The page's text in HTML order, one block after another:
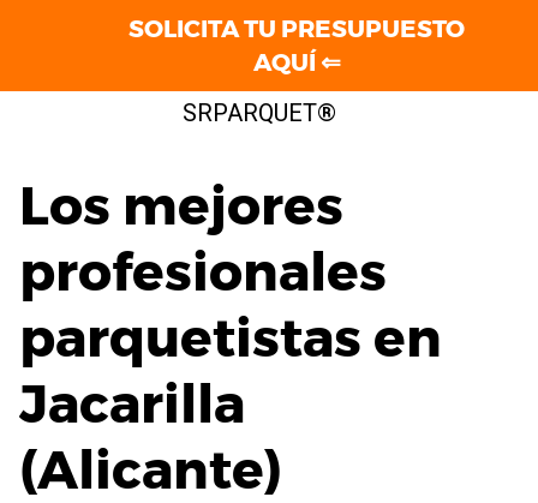
SRPARQUET®
Los mejores
profesionales
parquetistas en
Jacarilla
(Alicante)
SOLICITA TU PRESUPUESTO
AQUÍ ⇐